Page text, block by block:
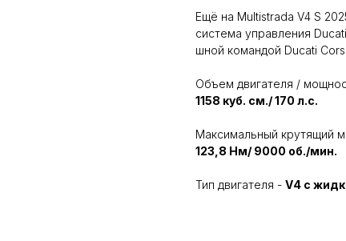
Ещё на Multistrada V4 S
система управления
шной командой Ducati
Объем двигателя /
1158 куб. см./ 170 л.с.
Максимальный крутящий
123,8 Нм/ 9000 об./мин.
Тип двигателя - V4 с